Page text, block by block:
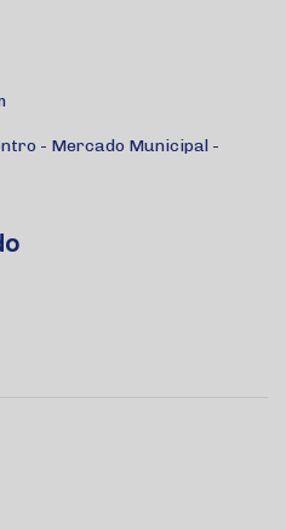
- Mercado Municipal -